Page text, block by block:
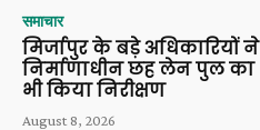
समाचार
मिर्जापुर के बड़े अधिकारियों ने
निर्माणाधीन छह लेन पुल का
भी किया निरीक्षण
August 8, 2026